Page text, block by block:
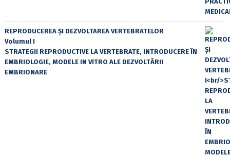
REPRODUCEREA ȘI DEZVOLTAREA VERTEBRATELOR
Volumul I
STRATEGII REPRODUCTIVE LA VERTEBRATE, INTRODUCERE ÎN
EMBRIOLOGIE, MODELE IN VITRO ALE DEZVOLTĂRII
EMBRIONARE